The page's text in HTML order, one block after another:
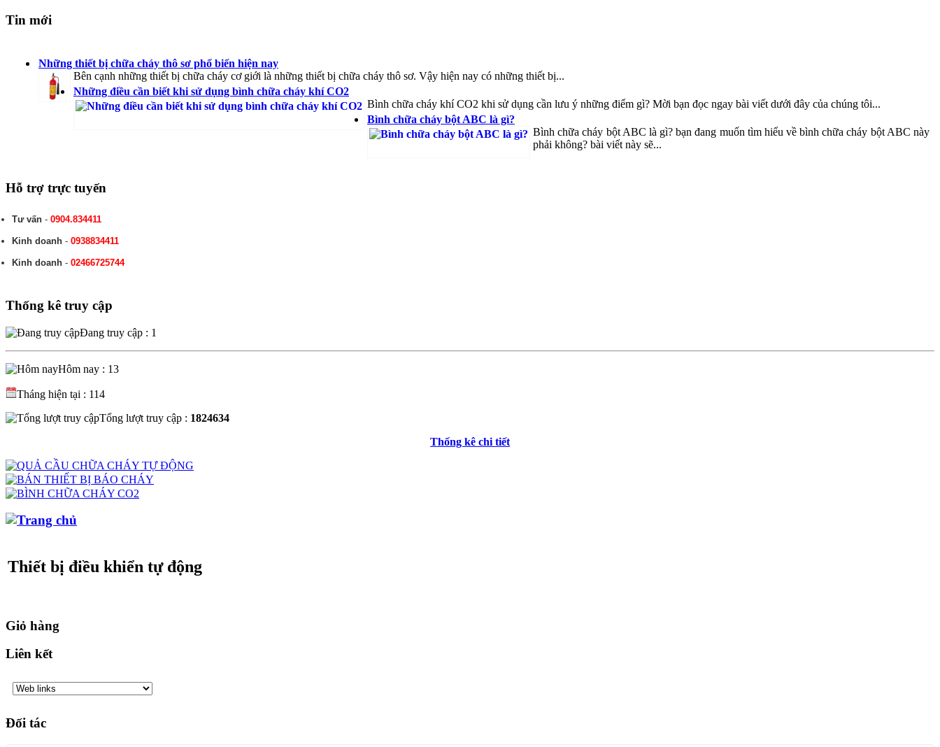
Tin mới
Những thiết bị chữa cháy thô sơ phổ biến hiện nay
Bên cạnh những thiết bị chữa cháy cơ giới là những thiết bị chữa cháy thô sơ. Vậy hiện nay có những thiết bị...
Những điều cần biết khi sử dụng bình chữa cháy khí CO2
Bình chữa cháy khí CO2 khi sử dụng cần lưu ý những điểm gì? Mời bạn đọc ngay bài viết dưới đây của chúng tôi...
Bình chữa cháy bột ABC là gì?
Bình chữa cháy bột ABC là gì? bạn đang muốn tìm hiểu về bình chữa cháy bột ABC này
phải không? bài viết này sẽ...
Hỗ trợ trực tuyến
Tư vấn - 0904.834411
Kinh doanh - 0938834411
Kinh doanh - 02466725744
Thống kê truy cập
Đang truy cập : 1
Hôm nay : 13
Tháng hiện tại : 114
Tổng lượt truy cập : 1824634
Thống kê chi tiết
Thiết bị điều khiển tự động
Giỏ hàng
Liên kết
Đối tác